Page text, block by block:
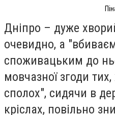
Дніпро – дуже
очевидно, а
споживацьким до
мовчазної згоди
сполох", сидячи в
кріслах, повільно